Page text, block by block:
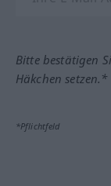
Bitte bestätigen
Häkchen setzen.*
*Pflichtfeld